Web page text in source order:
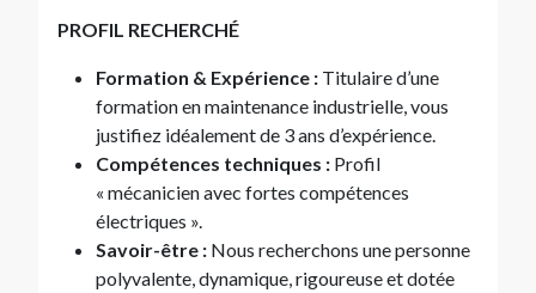
PROFIL RECHERCHÉ
Formation & Expérience : Titulaire d’une
formation en maintenance industrielle, vous
justifiez idéalement de 3 ans d’expérience.
Compétences techniques : Profil
« mécanicien avec fortes compétences
électriques ».
Savoir-être : Nous recherchons une personne
polyvalente, dynamique, rigoureuse et dotée